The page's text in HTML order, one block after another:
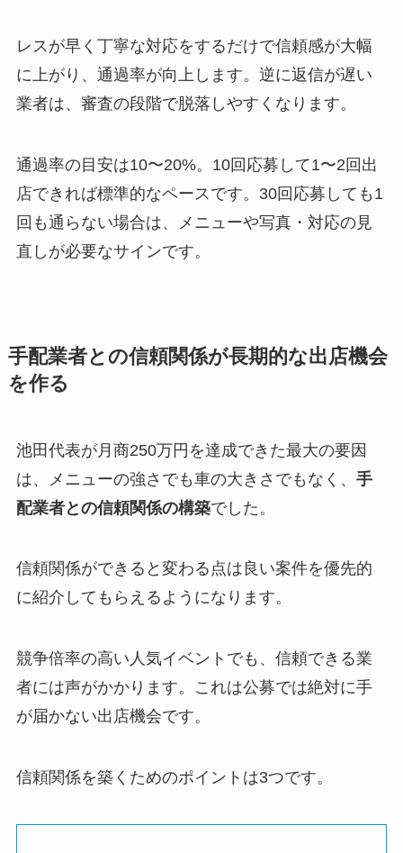
レスが早く丁寧な対応をするだけで信頼感が大幅
に上がり、通過率が向上します。逆に返信が遅い
業者は、審査の段階で脱落しやすくなります。
通過率の目安は10〜20%。10回応募して1〜2回出
店できれば標準的なペースです。30回応募しても1
回も通らない場合は、メニューや写真・対応の見
直しが必要なサインです。
手配業者との信頼関係が長期的な出店機会
を作る
池田代表が月商250万円を達成できた最大の要因
は、メニューの強さでも車の大きさでもなく、 手
配業者との信頼関係の構築でした。
信頼関係ができると変わる点は良い案件を優先的
に紹介してもらえるようになります。
競争倍率の高い人気イベントでも、信頼できる業
者には声がかかります。これは公募では絶対に手
が届かない出店機会です。
信頼関係を築くためのポイントは3つです。